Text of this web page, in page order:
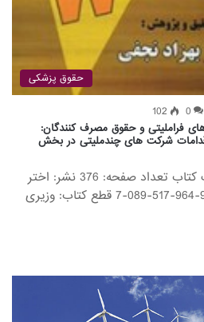
حقوق پزشکی
0
102
فراملیتی و حقوق مصرف کنندگان:
شرکت های چندملیتی در بخش
مولف: بهزاد نجفی مشخصات کتاب تعداد صفحه: 376 نشر: اختر
(22 مرداد، 1386) شابک: 978-964-517-089-7 قطع کتاب: وزیری